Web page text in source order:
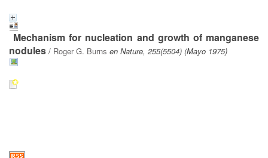
Mechanism for nucleation and growth of manganese
nodules / Roger G. Burns en Nature, 255(5504) (Mayo 1975)